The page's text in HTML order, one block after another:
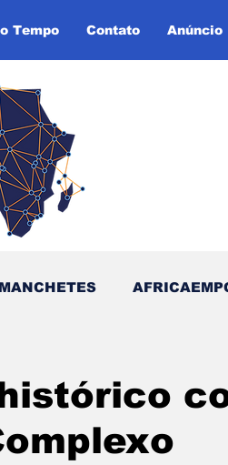
Tempo Contato Anúncio
(Blog - Inglês)